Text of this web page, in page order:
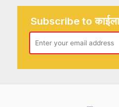
Subscribe to